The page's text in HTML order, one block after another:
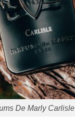
De Marly Carlisle